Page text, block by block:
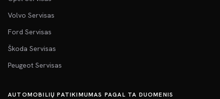
Volvo Servisas
Ford Servisas
Škoda Servisas
Peugeot Servisas
AUTOMOBILIŲ PATIKIMUMAS PAGAL TA DUOMENIS